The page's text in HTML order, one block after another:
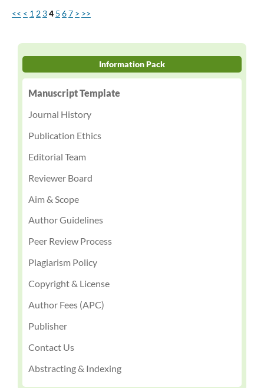
<< < 1 2 34 5 67 > >>
Information Pack
Manuscript Template
Journal History
Publication Ethics
Editorial Team
Reviewer Board
Aim & Scope
Author Guidelines
Peer Review Process
Plagiarism Policy
Copyright & License
Author Fees (APC)
Publisher
Contact Us
Abstracting & Indexing